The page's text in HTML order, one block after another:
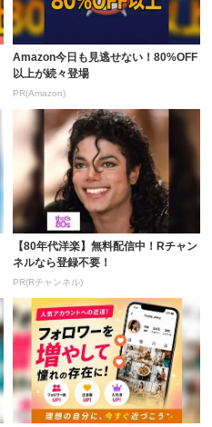
Amazon今日も見逃せない！80%OFF
以上が続々登場
PR(Amazon)
【80年代洋楽】無料配信中！Rチャン
ネルなら登録不要！
PR(Rチャンネル)